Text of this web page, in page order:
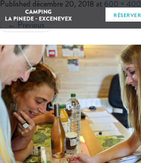
RÉSERVER
Published décembre 20, 2018 at 600 × 400
← Previous